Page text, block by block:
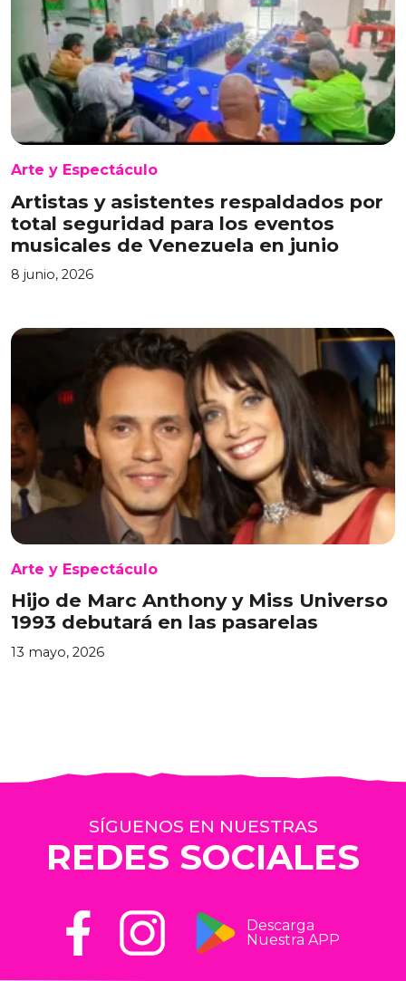
Arte y Espectáculo
Artistas y asistentes respaldados por
total seguridad para los eventos
musicales de Venezuela en junio
8 junio, 2026
Arte y Espectáculo
Hijo de Marc Anthony y Miss Universo
1993 debutará en las pasarelas
13 mayo, 2026
SÍGUENOS EN NUESTRAS
REDES SOCIALES
Descarga
Nuestra APP